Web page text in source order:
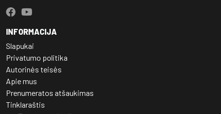
INFORMACIJA
Slapukai
Privatumo politika
Autorinės teisės
Apie mus
Prenumeratos atšaukimas
Tinklaraštis